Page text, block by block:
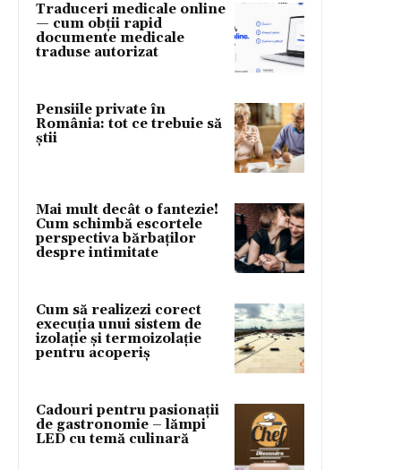
Traduceri medicale online
— cum obții rapid
documente medicale
traduse autorizat
Pensiile private în
România: tot ce trebuie să
știi
Mai mult decât o fantezie!
Cum schimbă escortele
perspectiva bărbaților
despre intimitate
Cum să realizezi corect
execuția unui sistem de
izolație și termoizolație
pentru acoperiș
Cadouri pentru pasionații
de gastronomie – lămpi
LED cu temă culinară